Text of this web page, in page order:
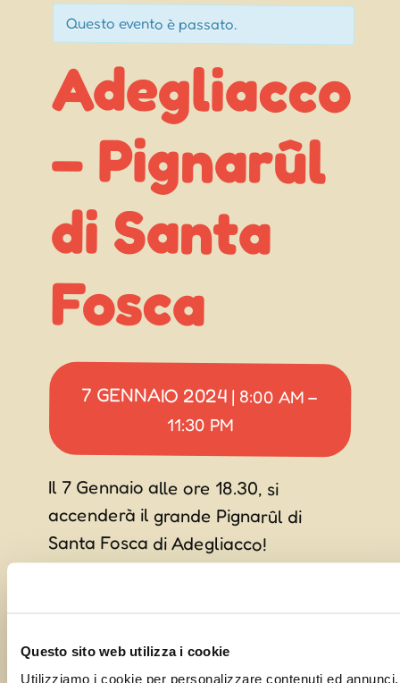
Questo sito web utilizza i cookie
Utilizziamo i cookie per personalizzare contenuti ed
Questo evento è passato.
Adegliacco
– Pignarûl
di Santa
Fosca
7 GENNAIO 2024 | 8:00 AM–
11:30 PM
Il 7 Gennaio alle ore 18.30, si
accenderà il grande Pignarûl di
Santa Fosca di Adegliacco!